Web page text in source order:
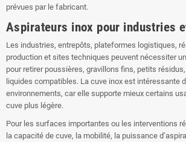
prévues par le fabricant.
Aspirateurs inox pour industries
Les industries, entrepôts, plateformes logistiques,
production et sites techniques peuvent nécessiter
pour retirer poussières, gravillons fins, petits
liquides compatibles. La cuve inox est intéressante
environnements, car elle supporte mieux certains
cuve plus légère.
Pour les surfaces importantes ou les interventions
la capacité de cuve, la mobilité, la puissance